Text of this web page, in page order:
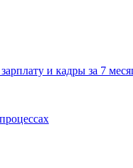
и кадры за 7